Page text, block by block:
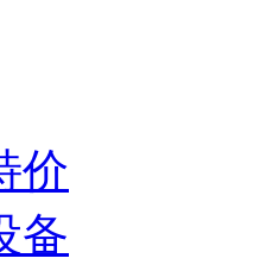
价
备